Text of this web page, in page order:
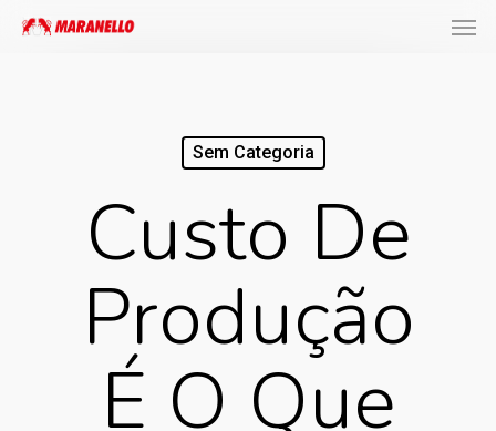
Skip
Sem Categoria
Custo De
Produção
É O Que